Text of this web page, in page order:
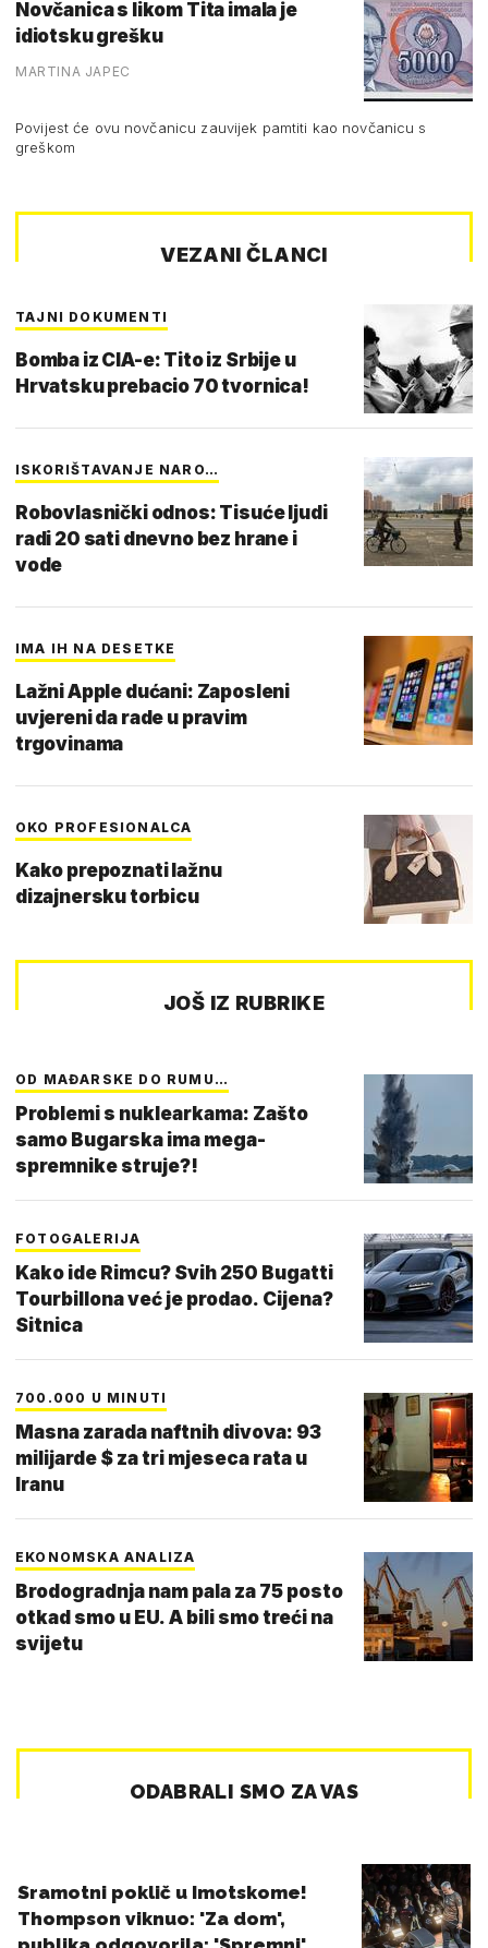
Novčanica s likom Tita imala je
idiotsku grešku
MARTINA JAPEC
Povijest će ovu novčanicu zauvijek pamtiti kao novčanicu s
greškom
VEZANI ČLANCI
TAJNI DOKUMENTI
Bomba iz CIA-e: Tito iz Srbije u
Hrvatsku prebacio 70 tvornica!
ISKORIŠTAVANJE NARO…
Robovlasnički odnos: Tisuće ljudi
radi 20 sati dnevno bez hrane i
vode
IMA IH NA DESETKE
Lažni Apple dućani: Zaposleni
uvjereni da rade u pravim
trgovinama
OKO PROFESIONALCA
Kako prepoznati lažnu
dizajnersku torbicu
JOŠ IZ RUBRIKE
OD MAĐARSKE DO RUMU…
Problemi s nuklearkama: Zašto
samo Bugarska ima mega-
spremnike struje?!
FOTOGALERIJA
Kako ide Rimcu? Svih 250 Bugatti
Tourbillona već je prodao. Cijena?
Sitnica
700.000 U MINUTI
Masna zarada naftnih divova: 93
milijarde $ za tri mjeseca rata u
Iranu
EKONOMSKA ANALIZA
Brodogradnja nam pala za 75 posto
otkad smo u EU. A bili smo treći na
svijetu